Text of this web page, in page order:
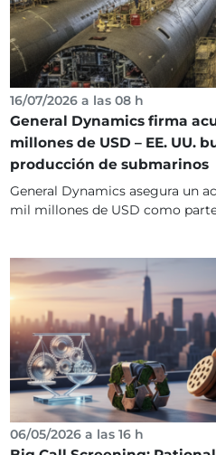
16/07/2026 a las 08 h
General Dynamics firma
millones de USD – EE. UU.
producción de submarinos
General Dynamics asegura un
mil millones de USD como
06/05/2026 a las 16 h